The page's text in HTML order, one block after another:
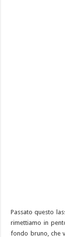
Passato questo
rimettiamo in
fondo bruno, che